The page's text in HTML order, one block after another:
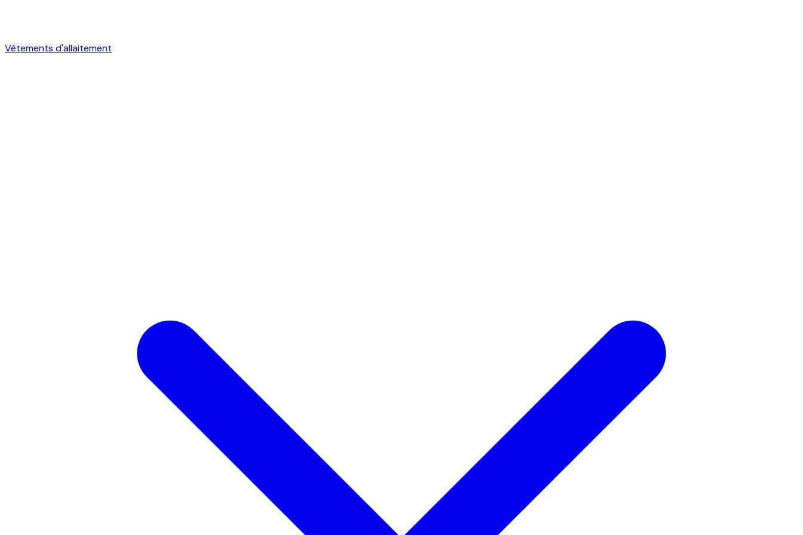
Vêtements d'allaitement